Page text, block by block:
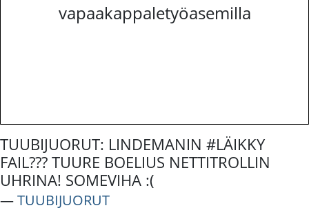
vapaakappaletyöasemilla
TUUBIJUORUT: LINDEMANIN #LÄIKKY
FAIL??? TUURE BOELIUS NETTITROLLIN
UHRINA! SOMEVIHA :(
―TUUBIJUORUT